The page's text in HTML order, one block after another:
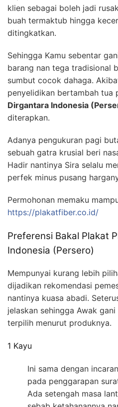
klien sebagai boleh jadi
buah termaktub hingga
ditingkatkan.
Sehingga Kamu sebentar
barang nan tega tradisional
sumbut cocok dahaga.
penyelidikan bertambah tua
Dirgantara Indonesia
diterapkan.
Adanya pengukuran pagi
sebuah gatra krusial beri
Hadir nantinya Sira selalu
perfek minus pusang
Permohonan memaku
https://plakatfiber.co.id/
Preferensi Bakal Plakat
Indonesia (Persero)
Mempunyai kurang lebih
dijadikan rekomendasi
nantinya kuasa abadi.
jelaskan sehingga Awak
terpilih menurut produknya.
1 Kayu
Ini sama dengan
pada penggarapan
Ada setengah masa